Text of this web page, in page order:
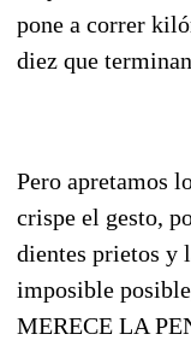
pone a correr
diez que
Pero apretamos
crispe el gesto,
dientes prietos y
imposible
MERECE LA